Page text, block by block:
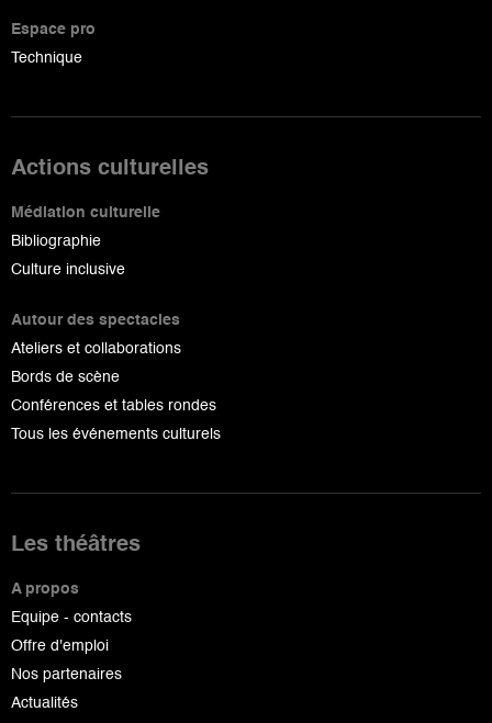
Espace pro
Technique
Actions culturelles
Médiation culturelle
Bibliographie
Culture inclusive
Autour des spectacles
Ateliers et collaborations
Bords de scène
Conférences et tables rondes
Tous les événements culturels
Les théâtres
A propos
Equipe - contacts
Offre d'emploi
Nos partenaires
Actualités